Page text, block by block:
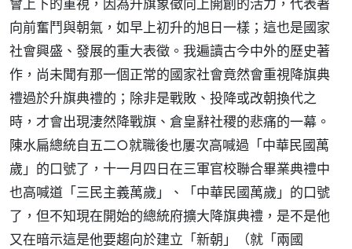
向前奮鬥與朝氣，如早上初升的旭日一樣；這也是國家
社會興盛、發展的重大表徵。我遍讀古今中外的歷史著
作，尚未聞有那一個正常的國家社會竟然會重視降旗典
禮過於升旗典禮的；除非是戰敗、投降或改朝換代之
時，才會出現淒然降戰旗、倉皇辭社稷的悲痛的一幕。
陳水扁總統自五二○就職後也屢次高喊過「中華民國萬
歲」的口號了，十一月四日在三軍官校聯合畢業典禮中
也高喊道「三民主義萬歲」、「中華民國萬歲」的口號
了，但不知現在開始的總統府擴大降旗典禮，是不是他
又在暗示這是他要趨向於建立「新朝」（就「兩國